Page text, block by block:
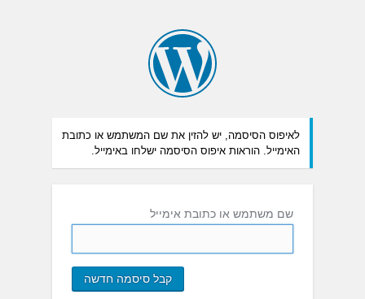
לאיפוס הסיסמה, יש להזין את שם המשתמש או כתובת
האימייל. הוראות איפוס הסיסמה ישלחו באימייל.
שם משתמש או כתובת אימייל